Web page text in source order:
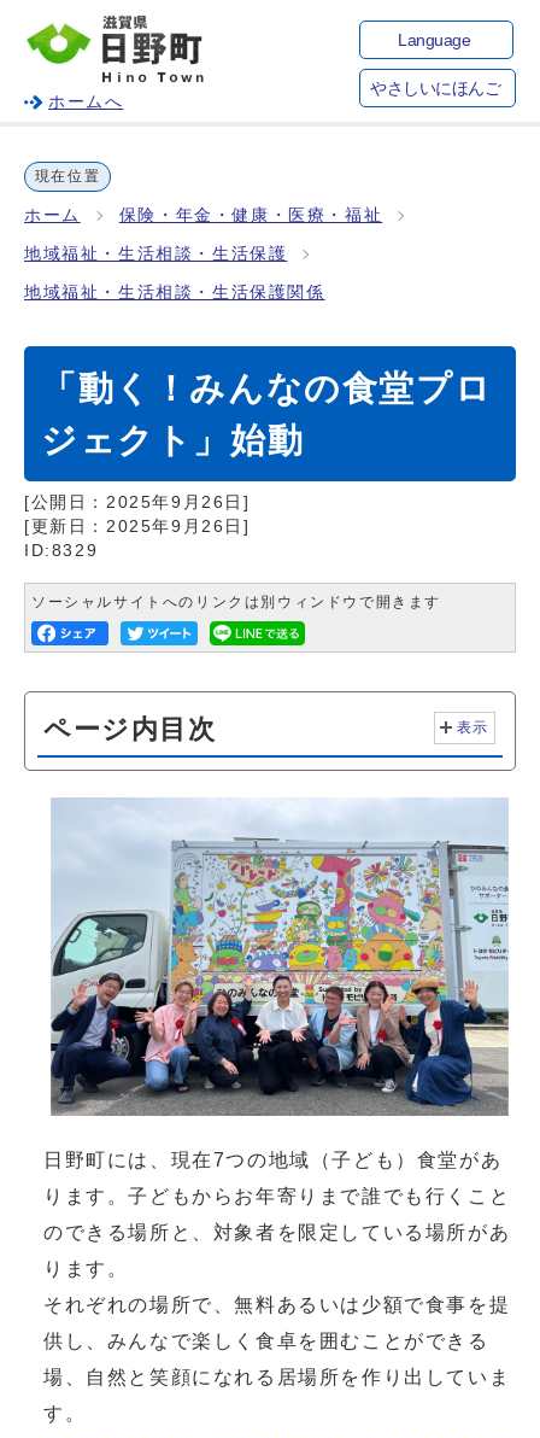
ホームへ
Language
やさしいにほんご
現在位置
ホーム 保険・年金・健康・医療・福祉
地域福祉・生活相談・生活保護
地域福祉・生活相談・生活保護関係
「動く！みんなの食堂プロ
ジェクト」始動
[公開日： 2025年9月26日 ]
[更新日： 2025年9月26日 ]
ID:8329
ソーシャルサイトへのリンクは別ウィンドウで開きます
ページ内目次 表示
日野町には、現在7つの地域（子ども）食堂があ
ります。子どもからお年寄りまで誰でも行くこと
のできる場所と、対象者を限定している場所があ
ります。
それぞれの場所で、無料あるいは少額で食事を提
供し、みんなで楽しく食卓を囲むことができる
場、自然と笑顔になれる居場所を作り出していま
す。